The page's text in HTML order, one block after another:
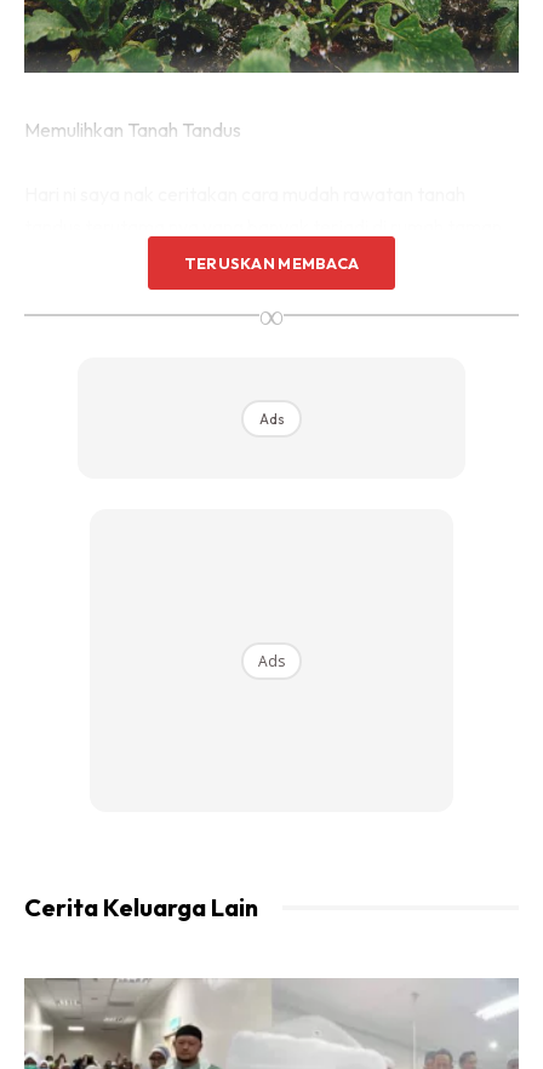
Memulihkan Tanah Tandus
Atau kawasan tanah yang telah di ambil topsoil.
Salah satu penyebab tanah tandus dan mati ada lah faktor
TERUSKAN MEMBACA
∞
Ads
Ads
Cerita Keluarga Lain